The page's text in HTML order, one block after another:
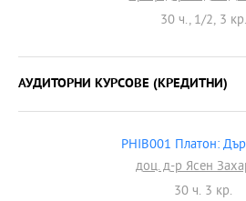
30 ч., 1/2, 3 кр.
АУДИТОРНИ КУРСОВЕ (КРЕДИТНИ)
PHIB001 Платон:
доц. д-р Ясен
30 ч. 3 кр.